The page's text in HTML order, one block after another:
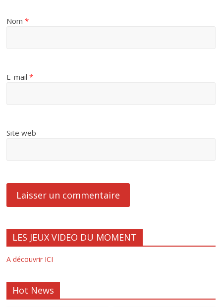
Nom*
E-mail*
Site web
LES JEUX VIDEO DU MOMENT
A découvrir ICI
Hot News